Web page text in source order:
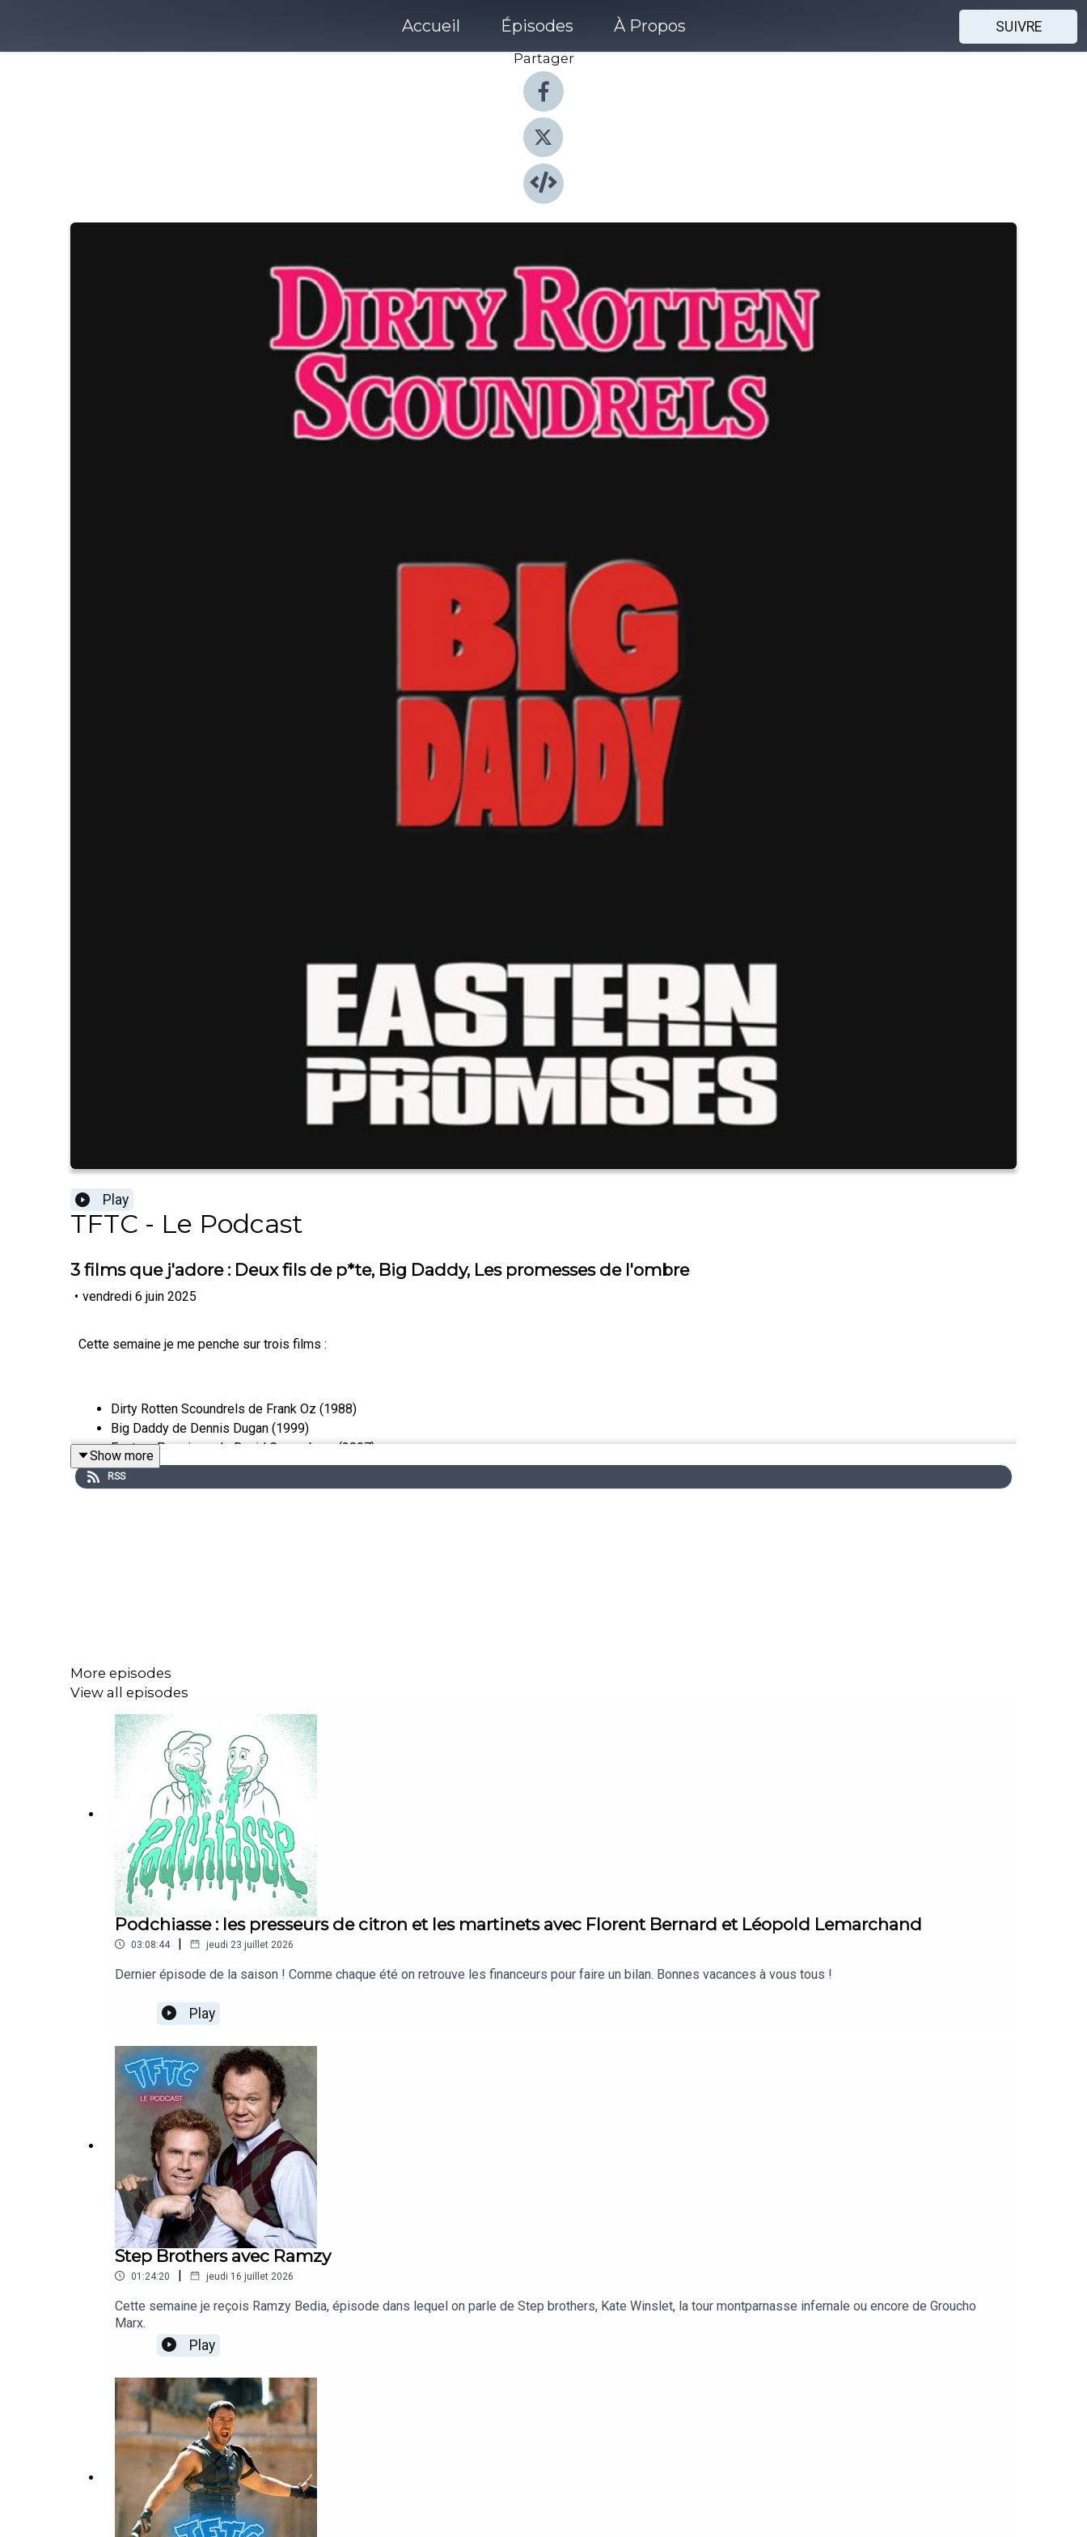
Accueil Épisodes À Propos
SUIVRE
Partager
Play
TFTC - Le Podcast
3 films que j'adore : Deux fils de p*te, Big Daddy, Les promesses de l'ombre
• vendredi 6 juin 2025
Cette semaine je me penche sur trois films :
Dirty Rotten Scoundrels de Frank Oz (1988)
Big Daddy de Dennis Dugan (1999)
Eastern Promises de David Cronenberg (2007)
Show more
RSS
More episodes
View all episodes
Podchiasse : les presseurs de citron et les martinets avec Florent Bernard et Léopold Lemarchand
03:08:44 | jeudi 23 juillet 2026
Dernier épisode de la saison ! Comme chaque été on retrouve les financeurs pour faire un bilan. Bonnes vacances à vous tous !
Play
Step Brothers avec Ramzy
01:24:20 | jeudi 16 juillet 2026
Cette semaine je reçois Ramzy Bedia, épisode dans lequel on parle de Step brothers, Kate Winslet, la tour montparnasse infernale ou encore de Groucho
Marx.
Play